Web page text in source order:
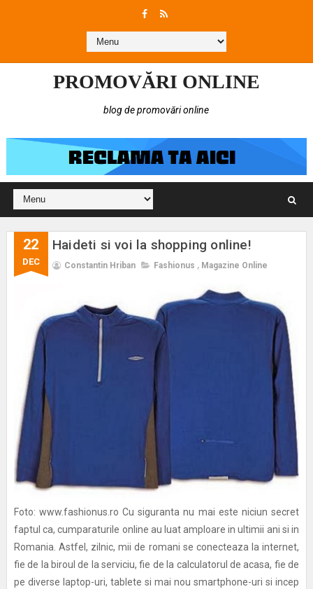
PROMOVĂRI ONLINE
blog de promovări online
22
DEC
Haideti si voi la shopping online!
Constantin Hriban Fashionus , Magazine Online
Foto: www.fashionus.ro Cu siguranta nu mai este niciun secret
faptul ca, cumparaturile online au luat amploare in ultimii ani si in
Romania. Astfel, zilnic, mii de romani se conecteaza la internet,
fie de la biroul de la serviciu, fie de la calculatorul de acasa, fie de
pe diverse laptop-uri, tablete si mai nou smartphone-uri si incep